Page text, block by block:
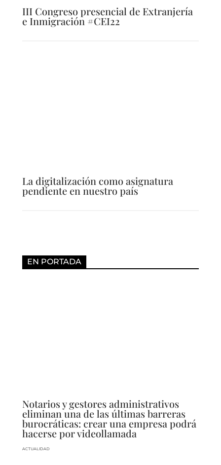
III Congreso presencial de Extranjería
e Inmigración #CEI22
La digitalización como asignatura
pendiente en nuestro país
EN PORTADA
Notarios y gestores administrativos
eliminan una de las últimas barreras
burocráticas: crear una empresa podrá
hacerse por videollamada
ACTUALIDAD